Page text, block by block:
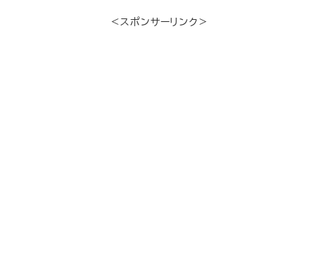
＜スポンサーリンク＞